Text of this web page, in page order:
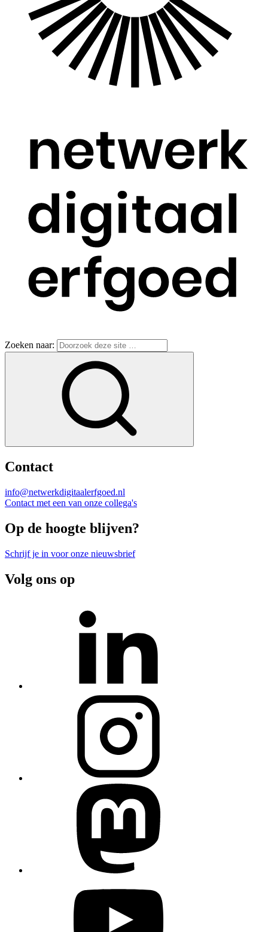
Zoeken naar:
Contact
info@netwerkdigitaalerfgoed.nl
Contact met een van onze collega's
Op de hoogte blijven?
Schrijf je in voor onze nieuwsbrief
Volg ons op